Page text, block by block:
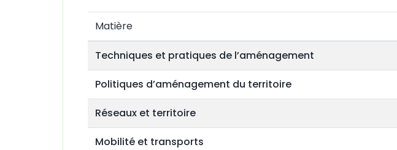
Matière
Techniques et pratiques de l’aménagement
Politiques d’aménagement du territoire
Réseaux et territoire
Mobilité et transports